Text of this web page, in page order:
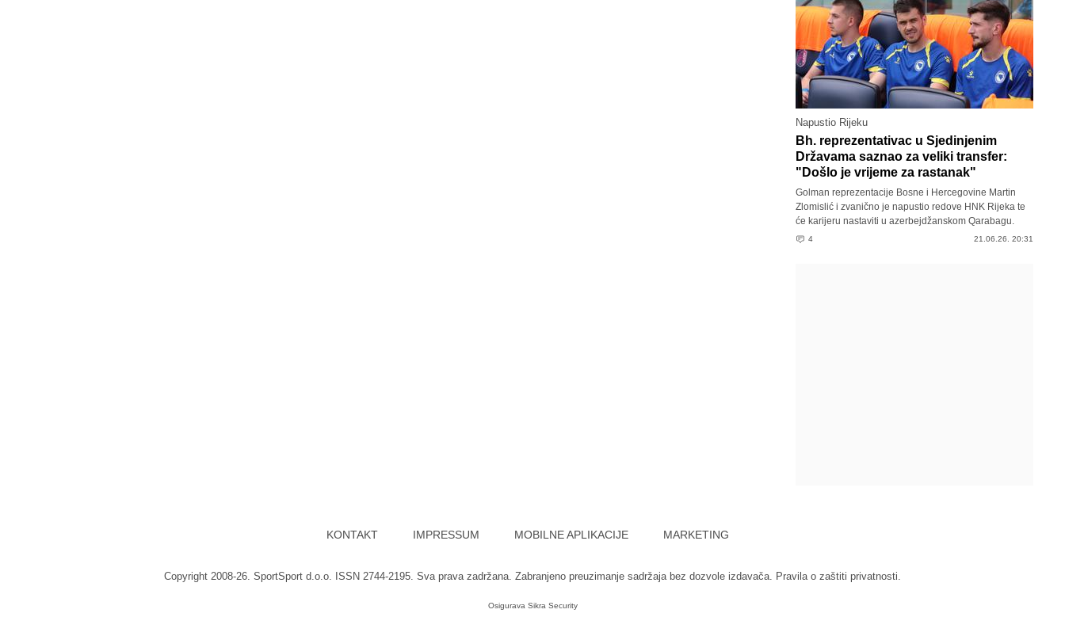
Napustio Rijeku
Bh. reprezentativac u Sjedinjenim
Državama saznao za veliki transfer:
"Došlo je vrijeme za rastanak"
Golman reprezentacije Bosne i Hercegovine Martin
Zlomislić i zvanično je napustio redove HNK Rijeka te
će karijeru nastaviti u azerbejdžanskom Qarabagu.
4 21.06.26. 20:31
KONTAKT IMPRESSUM MOBILNE APLIKACIJE MARKETING
Copyright 2008-26. SportSport d.o.o. ISSN 2744-2195. Sva prava zadržana. Zabranjeno preuzimanje sadržaja bez dozvole izdavača. Pravila o zaštiti privatnosti.
Osigurava Sikra Security